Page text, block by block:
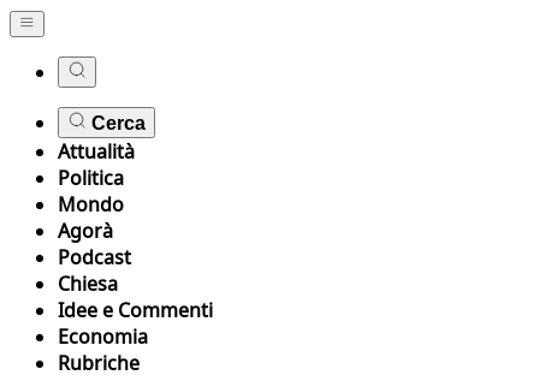
Cerca
Attualità
Politica
Mondo
Agorà
Podcast
Chiesa
Idee e Commenti
Economia
Rubriche